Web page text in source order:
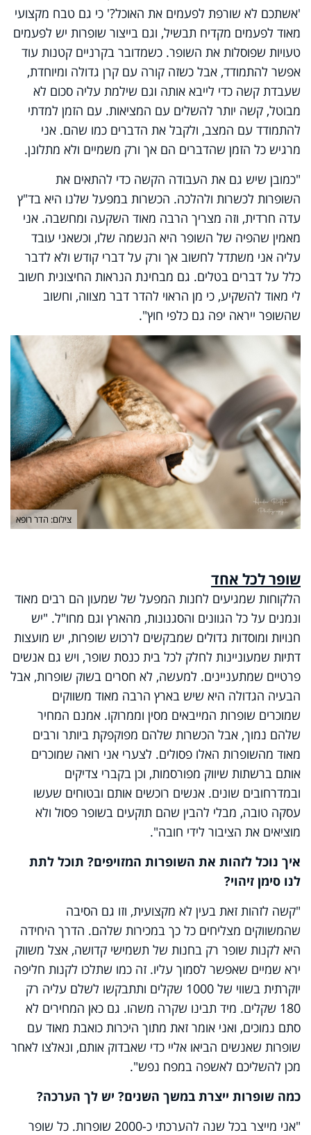
'אשתכם לא שורפת לפעמים את האוכל?' כי גם טבח מקצועי
מאוד לפעמים מקדיח תבשיל, וגם בייצור שופרות יש לפעמים
טעויות שפוסלות את השופר. כשמדובר בקרניים קטנות עוד
אפשר להתמודד, אבל כשזה קורה עם קרן גדולה ומיוחדת,
שעבדת קשה כדי לייבא אותה וגם שילמת עליה סכום לא
מבוטל, קשה יותר להשלים עם המציאות. עם הזמן למדתי
להתמודד עם המצב, ולקבל את הדברים כמו שהם. אני
מרגיש כל הזמן שהדברים הם אך ורק משמיים ולא מתלונן.
"כמובן שיש גם את העבודה הקשה כדי להתאים את
השופרות לכשרות ולהלכה. הכשרות במפעל שלנו היא בד"ץ
עדה חרדית, וזה מצריך הרבה מאוד השקעה ומחשבה. אני
מאמין שהפיה של השופר היא הנשמה שלו, וכשאני עובד
עליה אני משתדל לחשוב אך ורק על דברי קודש ולא לדבר
כלל על דברים בטלים. גם מבחינת הנראות החיצונית חשוב
לי מאוד להשקיע, כי מן הראוי להדר דבר מצווה, וחשוב
שהשופר ייראה יפה גם כלפי חוץ".
צילום: הדר רופא
שופר לכל אחד
הלקוחות שמגיעים לחנות המפעל של שמעון הם רבים מאוד
ונמנים על כל הגוונים והסגנונות, מהארץ וגם מחו"ל. "יש
חנויות ומוסדות גדולים שמבקשים לרכוש שופרות, יש מועצות
דתיות שמעוניינות לחלק לכל בית כנסת שופר, ויש גם אנשים
פרטיים שמתעניינים. למעשה, לא חסרים בשוק שופרות, אבל
הבעיה הגדולה היא שיש בארץ הרבה מאוד משווקים
שמוכרים שופרות המייבאים מסין וממרוקו. אמנם המחיר
שלהם נמוך, אבל הכשרות שלהם מפוקפקת ביותר ורבים
מאוד מהשופרות האלו פסולים. לצערי אני רואה שמוכרים
אותם ברשתות שיווק מפורסמות, וכן בקברי צדיקים
ובמדרחובים שונים. אנשים רוכשים אותם ובטוחים שעשו
עסקה טובה, מבלי להבין שהם תוקעים בשופר פסול ולא
מוציאים את הציבור לידי חובה".
איך נוכל לזהות את השופרות המזויפים? תוכל לתת
לנו סימן זיהוי?
"קשה לזהות זאת בעין לא מקצועית, וזו גם הסיבה
שהמשווקים מצליחים כל כך במכירות שלהם. הדרך היחידה
היא לקנות שופר רק בחנות של תשמישי קדושה, אצל משווק
ירא שמיים שאפשר לסמוך עליו. זה כמו שתלכו לקנות חליפה
יוקרתית בשווי של 1000 שקלים ותתבקשו לשלם עליה רק
180 שקלים. מיד תבינו שקרה משהו. גם כאן המחירים לא
סתם נמוכים, ואני אומר זאת מתוך היכרות כואבת מאוד עם
שופרות שאנשים הביאו אליי כדי שאבדוק אותם, ונאלצו לאחר
מכן להשליכם לאשפה במפח נפש".
כמה שופרות ייצרת במשך השנים? יש לך הערכה?
"אני מייצר בכל שנה להערכתי כ-2000 שופרות. כל שופר